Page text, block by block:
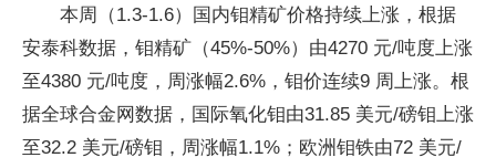
本周（1.3-1.6）国内钼精矿价格持续上涨，根据
安泰科数据，钼精矿（45%-50%）由4270 元/吨度上涨
至4380 元/吨度，周涨幅2.6%，钼价连续9 周上涨。根
据全球合金网数据，国际氧化钼由31.85 美元/磅钼上涨
至32.2 美元/磅钼，周涨幅1.1%；欧洲钼铁由72 美元/